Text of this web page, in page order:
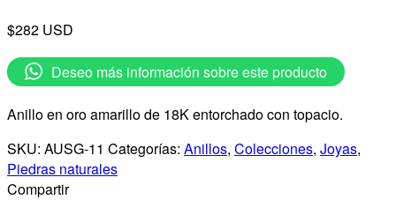
$282 USD
Deseo más información sobre este producto
Anillo en oro amarillo de 18K entorchado con topacio.
SKU: AUSG-11 Categorías: Anillos, Colecciones, Joyas,
Piedras naturales
Compartir